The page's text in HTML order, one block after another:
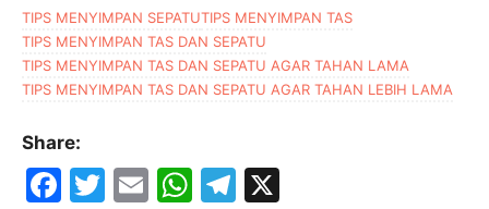
TIPS MENYIMPAN SEPATUTIPS MENYIMPAN TAS
TIPS MENYIMPAN TAS DAN SEPATU
TIPS MENYIMPAN TAS DAN SEPATU AGAR TAHAN LAMA
TIPS MENYIMPAN TAS DAN SEPATU AGAR TAHAN LEBIH LAMA
Share:
F
T
E
W T